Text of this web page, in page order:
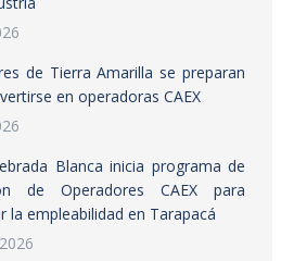
de Tierra Amarilla se preparan
en operadoras CAEX
Blanca inicia programa de
de Operadores CAEX para
la empleabilidad en Tarapacá